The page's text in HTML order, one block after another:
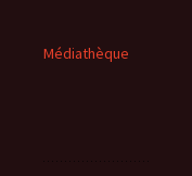
Médiathèque